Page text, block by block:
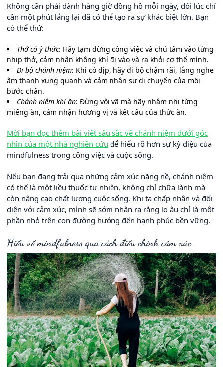
Không cần phải dành hàng giờ đồng hồ mỗi ngày, đôi lúc chỉ
cần một phút lắng lại đã có thể tạo ra sự khác biệt lớn. Bạn
có thể thử:
Thở có ý thức: Hãy tạm dừng công việc và chú tâm vào từng
nhịp thở, cảm nhận không khí đi vào và ra khỏi cơ thể mình.
Đi bộ chánh niệm: Khi có dịp, hãy đi bộ chậm rãi, lắng nghe
âm thanh xung quanh và cảm nhận sự di chuyển của mỗi
bước chân.
Chánh niệm khi ăn: Đừng vội vã mà hãy nhâm nhi từng
miếng ăn, cảm nhận hương vị và kết cấu của thức ăn.
Mời bạn đọc thêm bài viết sâu sắc về chánh niệm dưới góc
nhìn của một nhà nghiên cứu để hiểu rõ hơn sự kỳ diệu của
mindfulness trong công việc và cuộc sống.
Nếu bạn đang trải qua những cảm xúc nặng nề, chánh niệm
có thể là một liều thuốc tự nhiên, không chỉ chữa lành mà
còn nâng cao chất lượng cuộc sống. Khi ta chấp nhận và đối
diện với cảm xúc, mình sẽ sớm nhận ra rằng lo âu chỉ là một
phần nhỏ trên con đường hướng đến hạnh phúc bền vững.
Hiểu về mindfulness qua cách điều chỉnh cảm xúc